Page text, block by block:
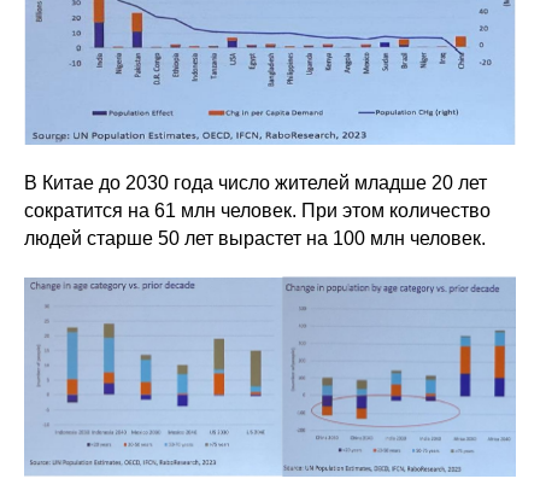
В Китае до 2030 года число жителей младше 20 лет
сократится на 61 млн человек. При этом количество
людей старше 50 лет вырастет на 100 млн человек.